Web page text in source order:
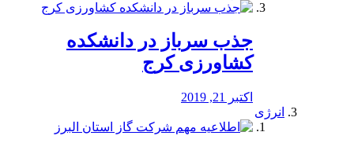
جذب سرباز در دانشکده
کشاورزی کرج
اکتبر 21, 2019
انرژی